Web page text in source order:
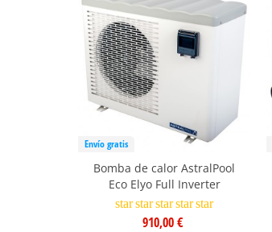
Envío gratis
Bomba de calor AstralPool
Eco Elyo Full Inverter
starstarstarstarstar
910,00 €